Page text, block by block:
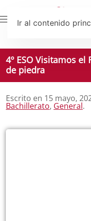
Ir al contenido
4º ESO Visitamos
de piedra
Escrito en 15 mayo,
Bachillerato, General.